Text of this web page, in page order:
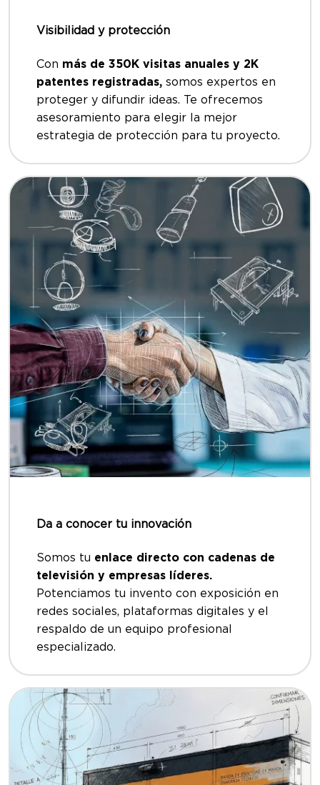
Visibilidad y protección
Con más de 350K visitas anuales y 2K
patentes registradas, somos expertos en
proteger y difundir ideas. Te ofrecemos
asesoramiento para elegir la mejor
estrategia de protección para tu proyecto.
Da a conocer tu innovación
Somos tu enlace directo con cadenas de
televisión y empresas líderes.
Potenciamos tu invento con exposición en
redes sociales, plataformas digitales y el
respaldo de un equipo profesional
especializado.